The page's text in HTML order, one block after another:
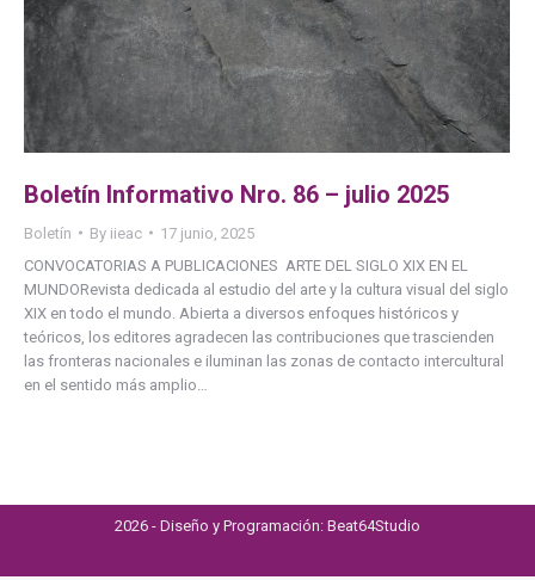
Boletín Informativo Nro. 86 – julio 2025
Boletín By iieac
17 junio, 2025
CONVOCATORIAS A PUBLICACIONES ARTE DEL SIGLO XIX EN EL
MUNDORevista dedicada al estudio del arte y la cultura visual del siglo
XIX en todo el mundo. Abierta a diversos enfoques históricos y
teóricos, los editores agradecen las contribuciones que trascienden
las fronteras nacionales e iluminan las zonas de contacto intercultural
en el sentido más amplio…
2026 - Diseño y Programación: Beat64Studio